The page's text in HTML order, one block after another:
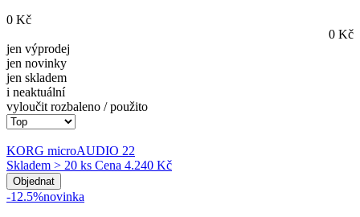
0 Kč
0 Kč
jen výprodej
jen novinky
jen skladem
i neaktuální
vyloučit rozbaleno / použito
KORG microAUDIO 22
Skladem > 20 ks Cena 4.240 Kč
Objednat
-12.5%novinka